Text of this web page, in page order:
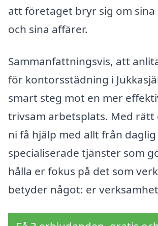
att företaget bryr sig om sina
och sina affärer.
Sammanfattningsvis, att
för kontorsstädning i
smart steg mot en mer
trivsam arbetsplats. Med rätt
ni få hjälp med allt från
specialiserade tjänster som
hålla er fokus på det som
betyder något: er